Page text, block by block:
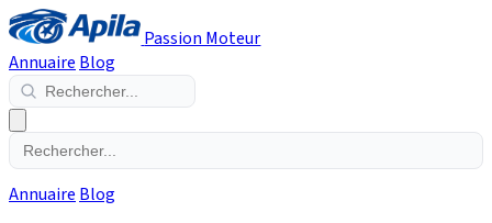
Passion Moteur
Annuaire Blog
Annuaire Blog